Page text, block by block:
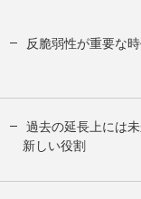
反脆弱性が重要な
過去の延長上には
新しい役割